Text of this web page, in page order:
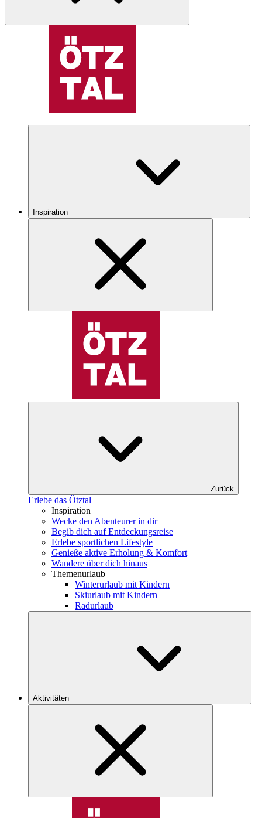
Inspiration
Zurück
Erlebe das Ötztal
Inspiration
Wecke den Abenteurer in dir
Begib dich auf Entdeckungsreise
Erlebe sportlichen Lifestyle
Genieße aktive Erholung & Komfort
Wandere über dich hinaus
Themenurlaub
Winterurlaub mit Kindern
Skiurlaub mit Kindern
Radurlaub
Aktivitäten